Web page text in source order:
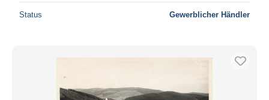
Status Gewerblicher Händler